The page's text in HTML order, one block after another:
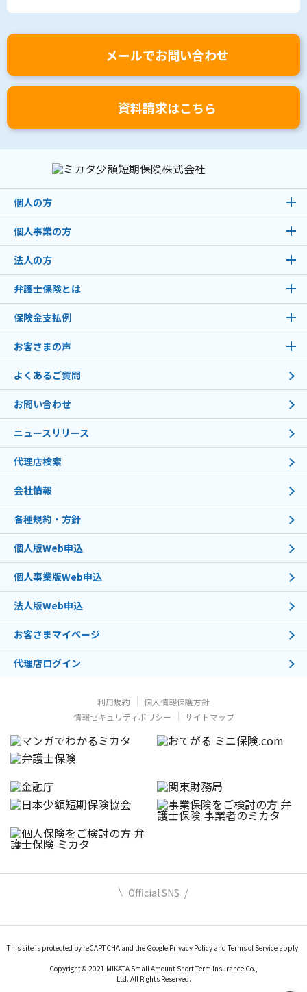
メールでお問い合わせ
資料請求はこちら
個人の方
個人事業の方
法人の方
弁護士保険とは
保険金支払例
お客さまの声
よくあるご質問
お問い合わせ
ニュースリリース
代理店検索
会社情報
各種規約・方針
個人版Web申込
個人事業版Web申込
法人版Web申込
お客さまマイページ
代理店ログイン
利用規約
個人情報保護方針
情報セキュリティポリシー
サイトマップ
Official SNS
This site is protected by reCAPTCHA and the Google Privacy Policy andTerms of Service apply.
Copyright© 2021 MIKATA Small Amount Short Term Insurance Co.,
Ltd. All Rights Reserved.